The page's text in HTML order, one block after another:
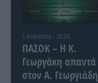
5 Αυγούστου - 20:04
ΠΑΣΟΚ – Η Κ.
Γεωργάκη απαντά
στον Α. Γεωργιάδη